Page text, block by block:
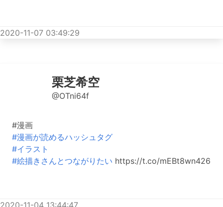
2020-11-07 03:49:29
栗芝希空
@OTni64f
#漫画
#漫画が読めるハッシュタグ
#イラスト
#絵描きさんとつながりたい https://t.co/mEBt8wn426
2020-11-04 13:44:47